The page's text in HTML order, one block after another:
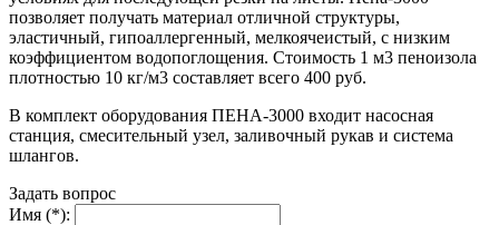
позволяет получать материал отличной структуры,
эластичный, гипоаллергенный, мелкоячеистый, с низким
коэффициентом водопоглощения. Стоимость 1 м3 пеноизола
плотностью 10 кг/м3 составляет всего 400 руб.
В комплект оборудования ПЕНА-3000 входит насосная
станция, смесительный узел, заливочный рукав и система
шлангов.
Задать вопрос
Имя (*):